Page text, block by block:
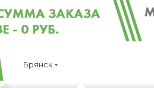
Брянск